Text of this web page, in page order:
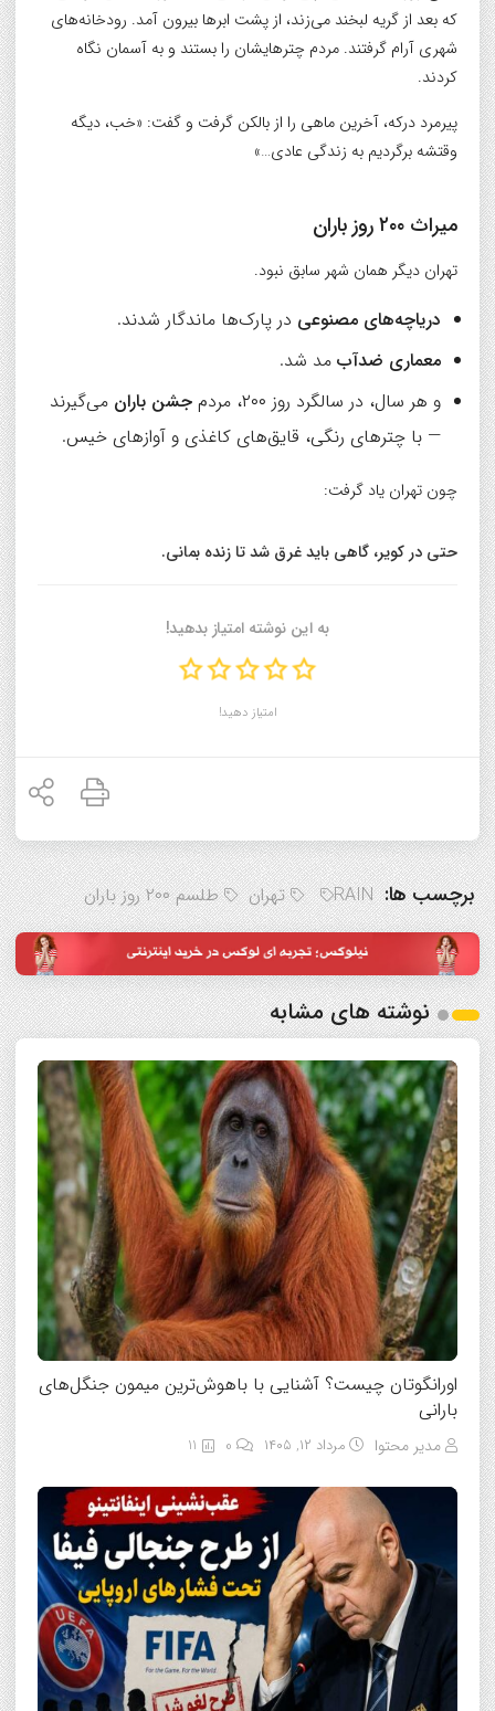
که بعد از گریه لبخند می‌زند، از پشت ابرها بیرون آمد. رودخانه‌های
شهری آرام گرفتند. مردم چترهایشان را بستند و به آسمان نگاه
کردند.
پیرمرد درکه، آخرین ماهی را از بالکن گرفت و گفت: «خب، دیگه
وقتشه برگردیم به زندگی عادی…»
میراث ۲۰۰ روز باران
تهران دیگر همان شهر سابق نبود.
دریاچه‌های مصنوعی در پارک‌ها ماندگار شدند.
معماری ضدآب مد شد.
و هر سال، در سالگرد روز ۲۰۰، مردم
جشن باران می‌گیرند
— با چترهای رنگی، قایق‌های کاغذی و آوازهای خیس.
چون تهران یاد گرفت:
حتی در کویر، گاهی باید غرق شد تا زنده بمانی.
به این نوشته امتیاز بدهید!
امتیاز دهید!
برچسب ها: RAIN تهران طلسم ۲۰۰ روز باران
نوشته های مشابه
اورانگوتان چیست؟ آشنایی با باهوش‌ترین میمون جنگل‌های
بارانی
مدیر محتوا مرداد ۱۲, ۱۴۰۵ 11